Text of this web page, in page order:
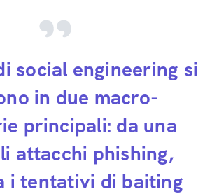
social engineering si
in due macro-
principali: da una
attacchi phishing,
i tentativi di baiting